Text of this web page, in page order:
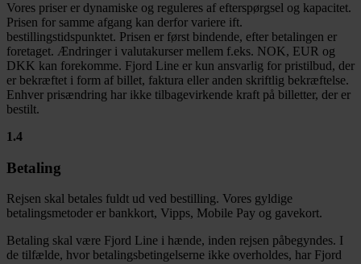
Vores priser er dynamiske og reguleres af efterspørgsel og kapacitet.
Prisen for samme afgang kan derfor variere ift.
bestillingstidspunktet. Prisen er først bindende, efter betalingen er
foretaget. Ændringer i valutakurser mellem f.eks. NOK, EUR og
DKK kan forekomme. Fjord Line er kun ansvarlig for pristilbud, der
er bekræftet i form af billet, faktura eller anden skriftlig bekræftelse.
Enhver prisændring har ikke tilbagevirkende kraft på billetter, der er
bestilt.
1.4
Betaling
Rejsen skal betales fuldt ud ved bestilling. Vores gyldige
betalingsmetoder er bankkort, Vipps, Mobile Pay og gavekort.
Betaling skal være Fjord Line i hænde, inden rejsen påbegyndes. I
de tilfælde, hvor betalingsbetingelserne ikke overholdes, har Fjord